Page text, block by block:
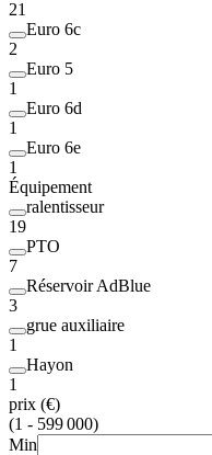
21
Euro 6c
2
Euro 5
1
Euro 6d
1
Euro 6e
1
Équipement
ralentisseur
19
PTO
7
Réservoir AdBlue
3
grue auxiliaire
1
Hayon
1
prix (€)
(1 - 599 000)
Min